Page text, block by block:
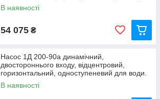
В наявності
54 075 ₴
Насос 1Д 200-90а динамічний,
двостороннього входу, відцентровий,
горизонтальний, одноступеневий для води.
В наявності